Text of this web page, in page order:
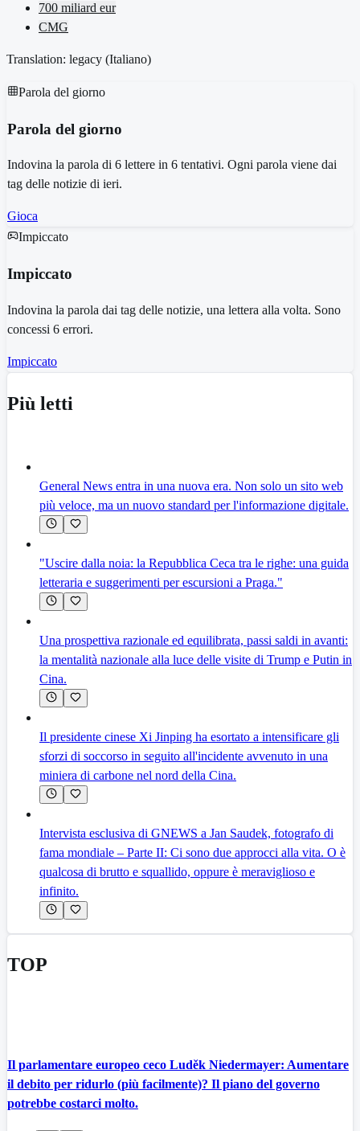
700 miliard eur
CMG
Translation: legacy (Italiano)
Parola del giorno
Parola del giorno
Indovina la parola di 6 lettere in 6 tentativi. Ogni parola viene dai
tag delle notizie di ieri.
Gioca
Impiccato
Impiccato
Indovina la parola dai tag delle notizie, una lettera alla volta. Sono
concessi 6 errori.
Impiccato
Più letti
General News entra in una nuova era. Non solo un sito web
più veloce, ma un nuovo standard per l'informazione digitale.
"Uscire dalla noia: la Repubblica Ceca tra le righe: una guida
letteraria e suggerimenti per escursioni a Praga."
Una prospettiva razionale ed equilibrata, passi saldi in avanti:
la mentalità nazionale alla luce delle visite di Trump e Putin in
Cina.
Il presidente cinese Xi Jinping ha esortato a intensificare gli
sforzi di soccorso in seguito all'incidente avvenuto in una
miniera di carbone nel nord della Cina.
Intervista esclusiva di GNEWS a Jan Saudek, fotografo di
fama mondiale – Parte II: Ci sono due approcci alla vita. O è
qualcosa di brutto e squallido, oppure è meraviglioso e
infinito.
TOP
Il parlamentare europeo ceco Luděk Niedermayer: Aumentare
il debito per ridurlo (più facilmente)? Il piano del governo
potrebbe costarci molto.